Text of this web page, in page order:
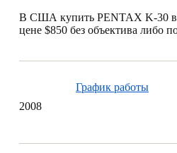
В США купить PENTAX K-30 в
цене $850 без объектива либо
2008
График работы